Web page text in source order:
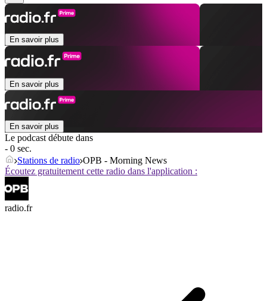
En savoir plus
En savoir plus
En savoir plus
Le podcast débute dans
- 0 sec.
Stations de radio OPB - Morning News
Écoutez gratuitement cette radio dans l'application :
radio.fr